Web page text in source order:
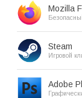
Mozilla
Steam
Игровой
Adobe